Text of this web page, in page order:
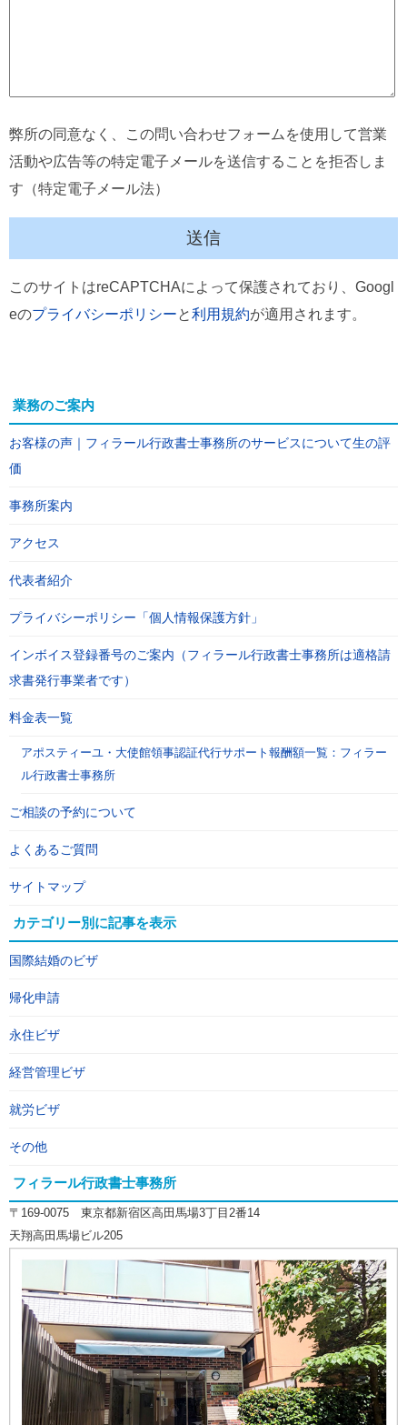
弊所の同意なく、この問い合わせフォームを使用して営業
活動や広告等の特定電子メールを送信することを拒否しま
す（特定電子メール法）
このサイトはreCAPTCHAによって保護されており、Googl
eのプライバシーポリシーと利用規約が適用されます。
業務のご案内
お客様の声｜フィラール行政書士事務所のサービスについて生の評
価
事務所案内
アクセス
代表者紹介
プライバシーポリシー「個人情報保護方針」
インボイス登録番号のご案内（フィラール行政書士事務所は適格請
求書発行事業者です）
料金表一覧
アポスティーユ・大使館領事認証代行サポート報酬額一覧：フィラー
ル行政書士事務所
ご相談の予約について
よくあるご質問
サイトマップ
カテゴリー別に記事を表示
国際結婚のビザ
帰化申請
永住ビザ
経営管理ビザ
就労ビザ
その他
フィラール行政書士事務所
〒169-0075 東京都新宿区高田馬場3丁目2番14
天翔高田馬場ビル205